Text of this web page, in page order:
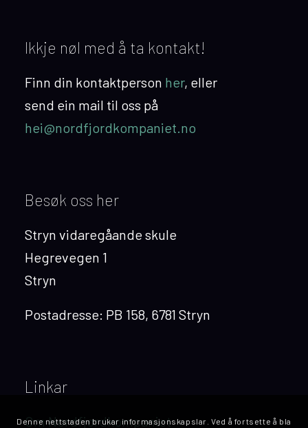
Ikkje nøl med å ta kontakt!
Finn din kontaktperson her, eller
send ein mail til oss på
hei@nordfjordkompaniet.no
Besøk oss her
Stryn vidaregåande skule
Hegrevegen 1
Stryn
Postadresse: PB 158, 6781 Stryn
Linkar
Om Nordfjordkompaniet
Denne nettstaden brukar informasjonskapslar. Ved å fortsette å bla